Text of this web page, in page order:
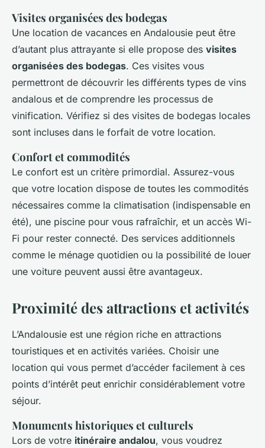
Visites organisées des bodegas
Une location de vacances en Andalousie peut être
d’autant plus attrayante si elle propose des visites
organisées des bodegas. Ces visites vous
permettront de découvrir les différents types de vins
andalous et de comprendre les processus de
vinification. Vérifiez si des visites de bodegas locales
sont incluses dans le forfait de votre location.
Confort et commodités
Le confort est un critère primordial. Assurez-vous
que votre location dispose de toutes les commodités
nécessaires comme la climatisation (indispensable en
été), une piscine pour vous rafraîchir, et un accès Wi-
Fi pour rester connecté. Des services additionnels
comme le ménage quotidien ou la possibilité de louer
une voiture peuvent aussi être avantageux.
Proximité des attractions et activités
L’Andalousie est une région riche en attractions
touristiques et en activités variées. Choisir une
location qui vous permet d’accéder facilement à ces
points d’intérêt peut enrichir considérablement votre
séjour.
Monuments historiques et culturels
Lors de votre itinéraire andalou, vous voudrez